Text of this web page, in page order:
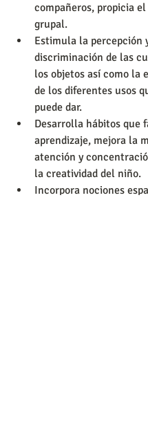
compañeros, propicia
grupal.
Estimula la percepción
discriminación de las
los objetos así como la
de los diferentes usos
puede dar.
Desarrolla hábitos que
aprendizaje, mejora la
atención y
la creatividad del niño.
Incorpora nociones